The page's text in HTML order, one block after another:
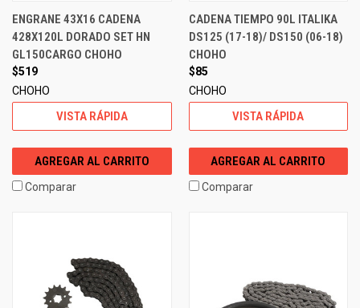
ENGRANE 43X16 CADENA
428X120L DORADO SET HN
GL150CARGO CHOHO
$519
CHOHO
VISTA RÁPIDA
AGREGAR AL CARRITO
Comparar
CADENA TIEMPO 90L ITALIKA
DS125 (17-18)/ DS150 (06-18)
CHOHO
$85
CHOHO
VISTA RÁPIDA
AGREGAR AL CARRITO
Comparar